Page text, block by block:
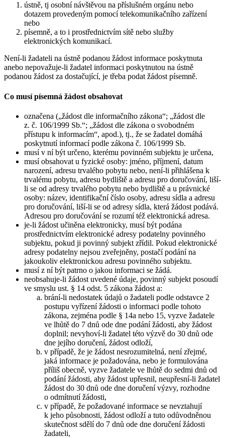
ústně, tj osobní návštěvou na příslušném orgánu nebo
dotazem provedeným pomocí telekomunikačního zařízení
nebo
písemně, a to i prostřednictvím sítě nebo služby
elektronických komunikací.
Není-li žadateli na ústně podanou žádost informace poskytnuta
anebo nepovažuje-li žadatel informaci poskytnutou na ústně
podanou žádost za dostačující, je třeba podat žádost písemně.
Co musí písemná žádost obsahovat
označena („žádost dle informačního zákona“; „žádost dle
z. č. 106/1999 Sb.“; „žádost dle zákona o svobodném
přístupu k informacím“, apod.), tj., že se žadatel domáhá
poskytnutí informací podle zákona č. 106/1999 Sb.
musí v ní být určeno, kterému povinném subjektu je určena,
musí obsahovat u fyzické osoby: jméno, příjmení, datum
narození, adresu trvalého pobytu nebo, není-li přihlášena k
trvalému pobytu, adresu bydliště a adresu pro doručování, liší-
li se od adresy trvalého pobytu nebo bydliště a u právnické
osoby: název, identifikační číslo osoby, adresu sídla a adresu
pro doručování, liší-li se od adresy sídla, která žádost podává.
Adresou pro doručování se rozumí též elektronická adresa.
je-li žádost učiněna elektronicky, musí být podána
prostřednictvím elektronické adresy podatelny povinného
subjektu, pokud ji povinný subjekt zřídil. Pokud elektronické
adresy podatelny nejsou zveřejněny, postačí podání na
jakoukoliv elektronickou adresu povinného subjektu.
musí z ní být patrno o jakou informaci se žádá.
neobsahuje-li žádost uvedené údaje, povinný subjekt posoudí
ve smyslu ust. § 14 odst. 5 zákona žádost a:
brání-li nedostatek údajů o žadateli podle odstavce 2
postupu vyřízení žádosti o informaci podle tohoto
zákona, zejména podle § 14a nebo 15, vyzve žadatele
ve lhůtě do 7 dnů ode dne podání žádosti, aby žádost
doplnil; nevyhoví-li žadatel této výzvě do 30 dnů ode
dne jejího doručení, žádost odloží,
v případě, že je žádost nesrozumitelná, není zřejmé,
jaká informace je požadována, nebo je formulována
příliš obecně, vyzve žadatele ve lhůtě do sedmi dnů od
podání žádosti, aby žádost upřesnil, neupřesní-li žadatel
žádost do 30 dnů ode dne doručení výzvy, rozhodne
o odmítnutí žádosti,
v případě, že požadované informace se nevztahují
k jeho působnosti, žádost odloží a tuto odůvodněnou
skutečnost sdělí do 7 dnů ode dne doručení žádosti
žadateli,